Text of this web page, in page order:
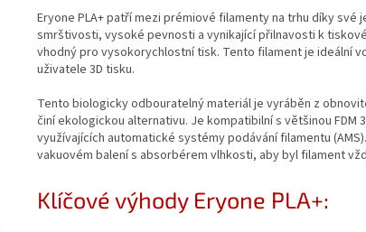
Eryone PLA+ patří mezi prémiové filamenty na trhu díky své
smrštivosti, vysoké pevnosti a vynikající přilnavosti k
vhodný pro vysokorychlostní tisk. Tento filament je ideální
uživatele 3D tisku.
Tento biologicky odbouratelný materiál je vyráběn z
činí ekologickou alternativu. Je kompatibilní s většinou FDM
využívajících automatické systémy podávání filamentu
vakuovém balení s absorbérem vlhkosti, aby byl filament
Klíčové výhody Eryone PLA+: